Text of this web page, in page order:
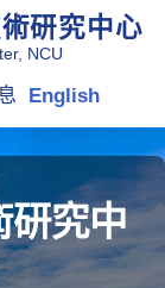
研究中心
NCU
English
研究中